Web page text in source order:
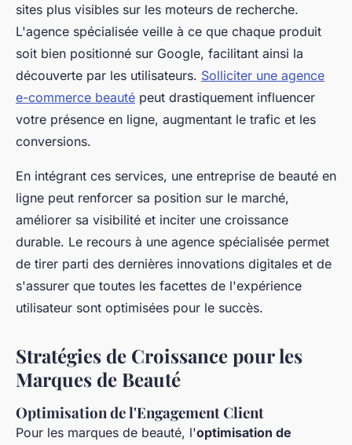
sites plus visibles sur les moteurs de recherche.
L'agence spécialisée veille à ce que chaque produit
soit bien positionné sur Google, facilitant ainsi la
découverte par les utilisateurs. Solliciter une agence
e-commerce beauté peut drastiquement influencer
votre présence en ligne, augmentant le trafic et les
conversions.
En intégrant ces services, une entreprise de beauté en
ligne peut renforcer sa position sur le marché,
améliorer sa visibilité et inciter une croissance
durable. Le recours à une agence spécialisée permet
de tirer parti des dernières innovations digitales et de
s'assurer que toutes les facettes de l'expérience
utilisateur sont optimisées pour le succès.
Stratégies de Croissance pour les
Marques de Beauté
Optimisation de l'Engagement Client
Pour les marques de beauté, l'optimisation de